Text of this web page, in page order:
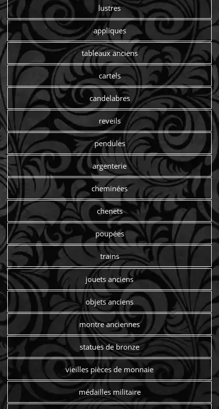
lustres
appliques
tableaux anciens
cartels
candelabres
reveils
pendules
argenterie
cheminées
chenets
poupées
trains
jouets anciens
objets anciens
montre anciennes
statues de bronze
vieilles pièces de monnaie
médailles militaire